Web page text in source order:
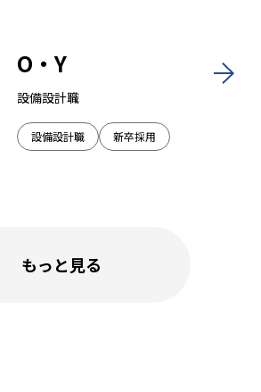
O・Y
設備設計職
設備設計職 新卒採用
もっと見る